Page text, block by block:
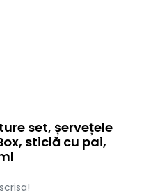
set, șervețele
sticlă cu pai,